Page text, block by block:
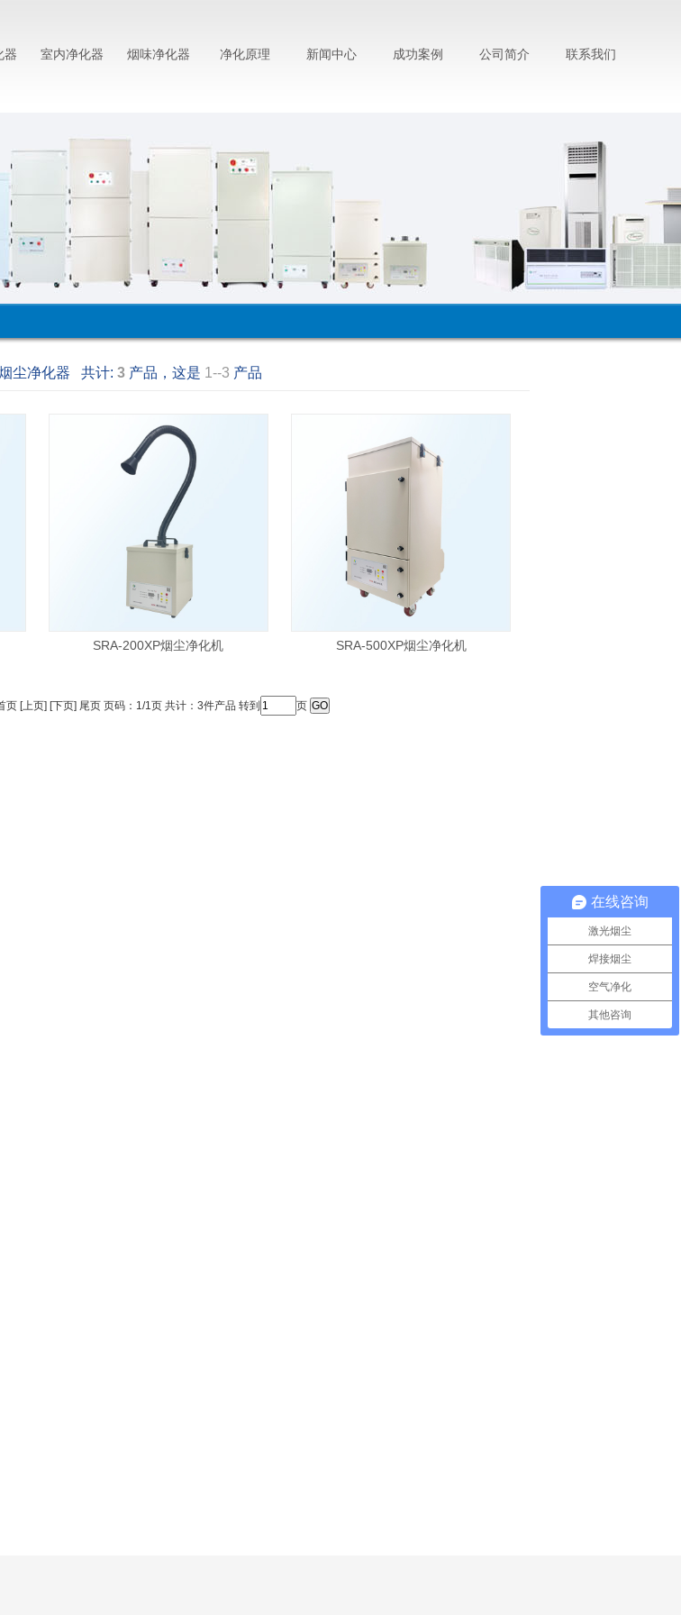
器 室内净化器 烟味净化器 净化原理 新闻中心 成功案例 公司简介 联系我们
尘净化器 共计: 3 产品，这是 1--3 产品
SRA-200XP烟尘净化机 SRA-500XP烟尘净化机
页 [上页] [下页] 尾页 页码：1/1页 共计：3件产品 转到 页
在线咨询
激光烟尘
焊接烟尘
空气净化
其他咨询